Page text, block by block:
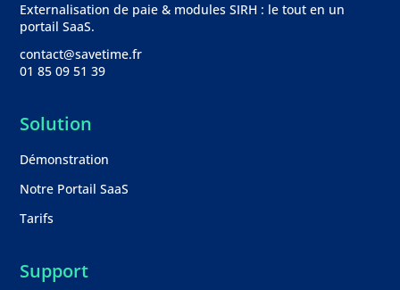
Externalisation de paie & modules SIRH : le tout en un
portail SaaS.
contact@savetime.fr
01 85 09 51 39
Solution
Démonstration
Notre Portail SaaS
Tarifs
Support